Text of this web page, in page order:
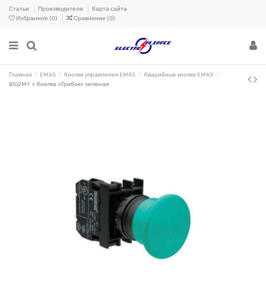
Статьи Производители
Карта сайта
Избранное (0) Сравнение (0)
Главная EMAS Кнопки управления EMAS
Аварийные кнопки EMAS
B102MY ⟡ Кнопка «Грибок» зеленая